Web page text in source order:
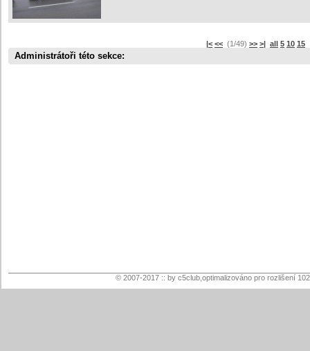
|< << (1/49) >> >| all 5 10 15
Administrátoři této sekce:
© 2007-2017 :: by c5club,optimalizováno pro rozlišení